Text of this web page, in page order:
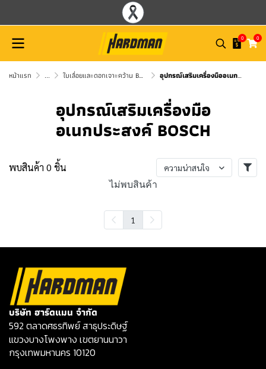
0 0
หน้าแรก ... ใบเลื่อยและดอกเจาะคว้าน BOSCH อุปกรณ์เสริมเครื่องมืออเนกประสงค์ BOSCH
อุปกรณ์เสริมเครื่องมือ
อเนกประสงค์ BOSCH
พบสินค้า 0 ชิ้น ความน่าสนใจ
ไม่พบสินค้า
1
บริษัท ฮาร์ดแมน จำกัด
592 ตลาดศธรทิพย์ สาธุประดิษฐ์
แขวงบางโพงพาง เขตยานนาวา
กรุงเทพมหานคร 10120